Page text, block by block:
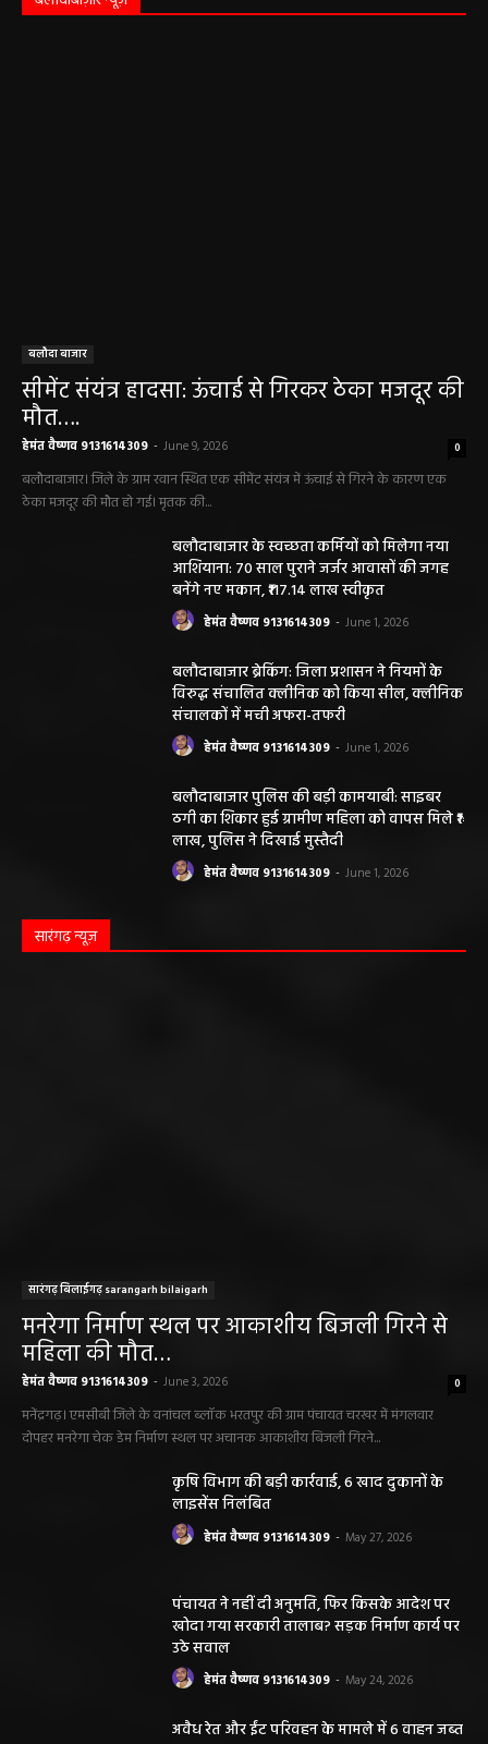
बलौदा बाजार
सीमेंट संयंत्र हादसा: ऊंचाई से गिरकर ठेका मजदूर की
मौत….
हेमंत वैष्णव 9131614309 - June 9, 2026 0
बलौदाबाजार। जिले के ग्राम रवान स्थित एक सीमेंट संयंत्र में ऊंचाई से गिरने के कारण एक
ठेका मजदूर की मौत हो गई। मृतक की...
बलौदाबाजार के स्वच्छता कर्मियों को मिलेगा नया
आशियाना: 70 साल पुराने जर्जर आवासों की जगह
बनेंगे नए मकान, ₹117.14 लाख स्वीकृत
हेमंत वैष्णव 9131614309 - June 1, 2026
बलौदाबाजार ब्रेकिंग: जिला प्रशासन ने नियमों के
विरुद्ध संचालित क्लीनिक को किया सील, क्लीनिक
संचालकों में मची अफरा-तफरी
हेमंत वैष्णव 9131614309 - June 1, 2026
बलौदाबाजार पुलिस की बड़ी कामयाबी: साइबर
ठगी का शिकार हुई ग्रामीण महिला को वापस मिले ₹1
लाख, पुलिस ने दिखाई मुस्तैदी
हेमंत वैष्णव 9131614309 - June 1, 2026
सारंगढ़ न्यूज़
सारंगढ़ बिलाईगढ़ sarangarh bilaigarh
मनरेगा निर्माण स्थल पर आकाशीय बिजली गिरने से
महिला की मौत…
हेमंत वैष्णव 9131614309 - June 3, 2026 0
मनेंद्रगढ़। एमसीबी जिले के वनांचल ब्लॉक भरतपुर की ग्राम पंचायत चरखर में मंगलवार
दोपहर मनरेगा चेक डेम निर्माण स्थल पर अचानक आकाशीय बिजली गिरने...
कृषि विभाग की बड़ी कार्रवाई, 6 खाद दुकानों के
लाइसेंस निलंबित
हेमंत वैष्णव 9131614309 - May 27, 2026
पंचायत ने नहीं दी अनुमति, फिर किसके आदेश पर
खोदा गया सरकारी तालाब? सड़क निर्माण कार्य पर
उठे सवाल
हेमंत वैष्णव 9131614309 - May 24, 2026
अवैध रेत और ईंट परिवहन के मामले में 6 वाहन जब्त